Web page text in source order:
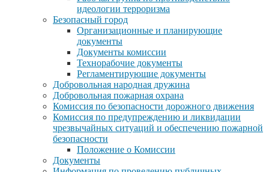
идеологии терроризма
Безопасный город
Организационные и планирующие
документы
Документы комиссии
Технорабочие документы
Регламентирующие документы
Добровольная народная дружина
Добровольная пожарная охрана
Комиссия по безопасности дорожного движения
Комиссия по предупреждению и ликвидации
чрезвычайных ситуаций и обеспечению пожарной
безопасности
Положение о Комиссии
Документы